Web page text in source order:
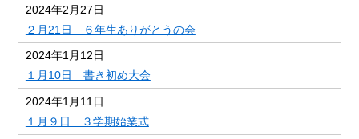
2024年2月27日
２月21日 ６年生ありがとうの会
2024年1月12日
１月10日 書き初め大会
2024年1月11日
１月９日 ３学期始業式